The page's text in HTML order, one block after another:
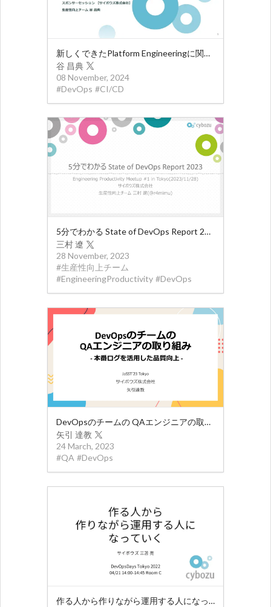
新しくできたPlatform Engineeringに関わるチームを紹介する #OSH2024
谷 昌典
08 November, 2024
#DevOps #CI/CD
5分でわかる State of DevOps Report 2023
三村 遼
28 November, 2023
#生産性向上チーム
#EngineeringProductivity #DevOps
DevOpsのチームの QAエンジニアの取り組み
矢引 達教
24 March, 2023
#QA #DevOps
作る人から作りながら運用する人になっていく